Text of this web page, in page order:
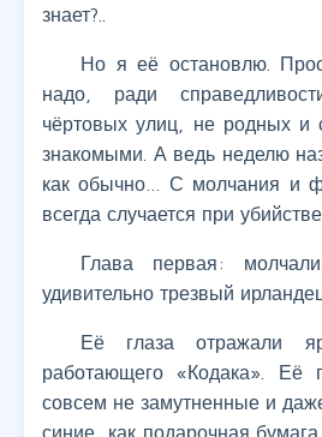
знает?..
Но я её остановлю.
надо, ради
чёртовых улиц, не родных и
знакомыми. А ведь неделю
как обычно… С молчания и
всегда случается при убийстве.
Глава первая:
удивительно трезвый
Её глаза отражали
работающего «Кодака». Её
совсем не замутненные и
синие, как подарочная